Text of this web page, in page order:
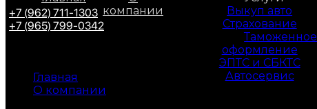
компании
Выкуп авто
Страхование
Таможенное
оформление
ЭПТС и СБКТС
Автосервис
+7 (962) 711-1303
+7 (965) 799-0342
Главная
О компании